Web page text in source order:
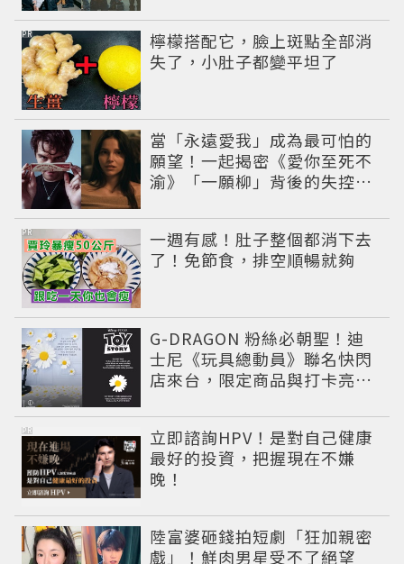
檸檬搭配它，臉上斑點全部消
失了，小肚子都變平坦了
PR
當「永遠愛我」成為最可怕的
願望！一起揭密《愛你至死不
渝》「一願柳」背後的失控愛
一週有感！肚子整個都消下去
了！免節食，排空順暢就夠
PR
G-DRAGON 粉絲必朝聖！迪
士尼《玩具總動員》聯名快閃
店來台，限定商品與打卡亮點
立即諮詢HPV！是對自己健康
最好的投資，把握現在不嫌
晚！
PR
陸富婆砸錢拍短劇「狂加親密
戲」！鮮肉男星受不了絕望